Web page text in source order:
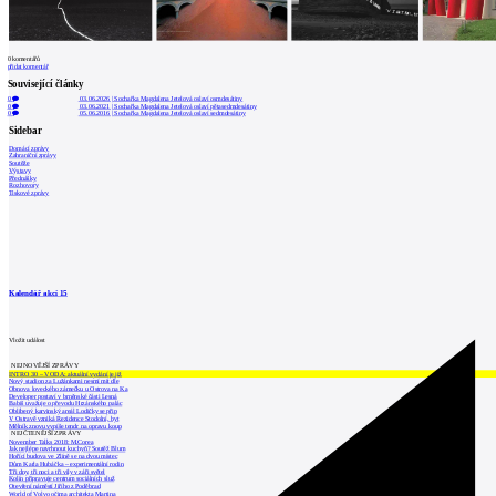
0komentářů
přidat komentář
Související články
0 03.06.2026 |Sochařka Magdalena Jetelová oslaví osmdesátiny
0
03.06.2021 |Sochařka Magdalena Jetelová oslaví pětasedmdesátiny
0 05.06.2016 |Sochařka Magdalena Jetelová oslaví sedmdesátiny
Sidebar
Domácí zprávy
Zahraniční zprávy
Soutěže
Výstavy
Přednášky
Rozhovory
Tiskové zprávy
Kalendář akcí 15
Vložit událost
NEJNOVĚJŠÍ ZPRÁVY
INTRO 30 – VODA: aktuální vydání je již
Nový stadion za Lužánkami nesmí mít dle
Obnova loveckého zámečku u Ostrova na Ka
Developer postaví v brněnské části Lesná
Babiš uvažuje o převodu Hrzánského palác
Oblíbený karvinský areál Lodičky se přip
V Ostravě vzniká Rezidence Stodolní, byt
Mělník znovu vypíše tendr na opravu koup
NEJČTENĚJŠÍ ZPRÁVY
November Talks 2018: M.Corea
Jak nejlépe navrhnout kuchyň? Soutěž Blum
Hořící budova ve Zlíně se na dvou místec
Dům Karla Hubáčka – experimentální rodin
Tři dny, tři noci a tři vily v záři světel
Kolín připravuje centrum sociálních služ
Otevření náměstí Jiřího z Poděbrad
World of Volvo očima architekta Martina